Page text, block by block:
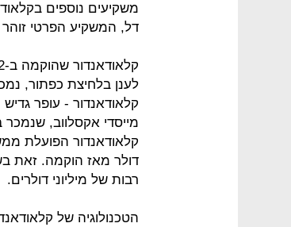
משקיעים נוספים
דל, המשקיע הפרטי זוהר גילון,
קלאודאנדור - עופר גדיש
דולר מאז הוקמה. זאת
רבות של מיליוני דולרים.
הטכנולוגיה של